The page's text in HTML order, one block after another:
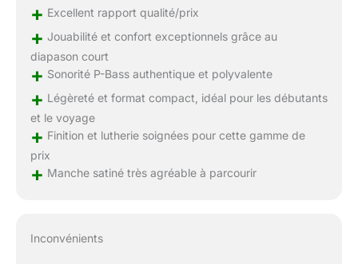
+ Excellent rapport qualité/prix
+ Jouabilité et confort exceptionnels grâce au
diapason court
+ Sonorité P-Bass authentique et polyvalente
+ Légèreté et format compact, idéal pour les débutants
et le voyage
+ Finition et lutherie soignées pour cette gamme de
prix
+ Manche satiné très agréable à parcourir
Inconvénients